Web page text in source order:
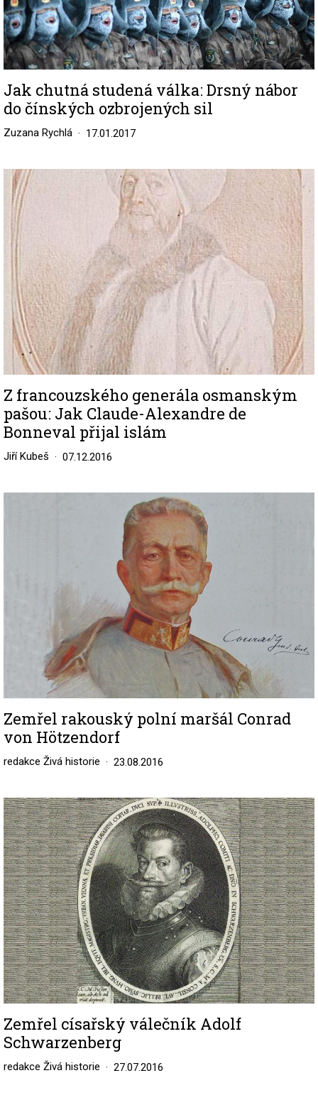
Jak chutná studená válka: Drsný nábor
do čínských ozbrojených sil
Zuzana Rychlá 17.01.2017
Image
Z francouzského generála osmanským
pašou: Jak Claude-Alexandre de
Bonneval přijal islám
Jiří Kubeš 07.12.2016
Zemřel rakouský polní maršál Conrad
von Hötzendorf
redakce Živá historie 23.08.2016
Image
Zemřel císařský válečník Adolf
Schwarzenberg
redakce Živá historie 27.07.2016